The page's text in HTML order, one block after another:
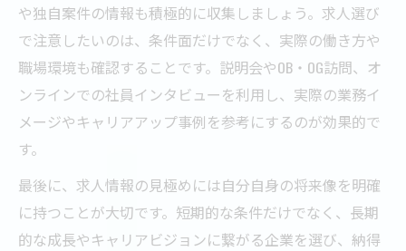
や独自案件の情報も積極的に収集しましょう。求人選び
で注意したいのは、条件面だけでなく、実際の働き方や
職場環境も確認することです。説明会やOB・OG訪問、オ
ンラインでの社員インタビューを利用し、実際の業務イ
メージやキャリアアップ事例を参考にするのが効果的で
す。
最後に、求人情報の見極めには自分自身の将来像を明確
に持つことが大切です。短期的な条件だけでなく、長期
的な成長やキャリアビジョンに繋がる企業を選び、納得